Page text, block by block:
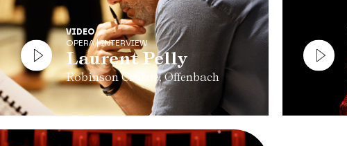
VIDEO
OPERA | INTERVIEW
Laurent Pelly
Robinson Crusoé, Offenbach